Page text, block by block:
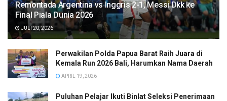
Remontada Argentina vs Inggris 2-1, Messi Dkk ke
Final Piala Dunia 2026
JULI 20, 2026
Perwakilan Polda Papua Barat Raih Juara di
Kemala Run 2026 Bali, Harumkan Nama Daerah
APRIL 19, 2026
Puluhan Pelajar Ikuti Binlat Seleksi Penerimaan